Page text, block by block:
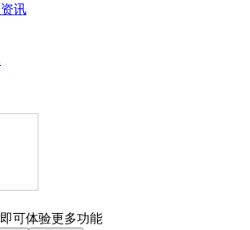
讯
可体验更多功能